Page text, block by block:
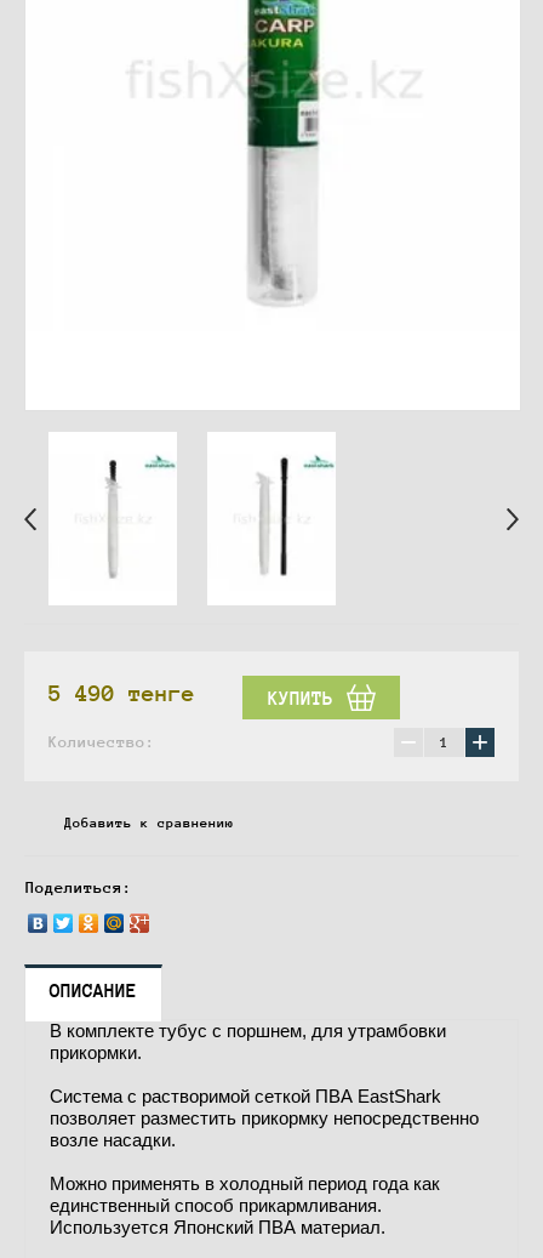
5 490 тенге КУПИТЬ
Количество: − +
Добавить к сравнению
Поделиться:
ОПИСАНИЕ
В комплекте тубус с поршнем, для утрамбовки
прикормки.
Система с растворимой сеткой ПВА EastShark
позволяет разместить прикормку непосредственно
возле насадки.
Можно применять в холодный период года как
единственный способ прикармливания.
Используется Японский ПВА материал.